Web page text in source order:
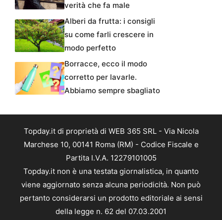
verità che fa male
Alberi da frutta: i consigli
su come farli crescere in
modo perfetto
Borracce, ecco il modo
corretto per lavarle.
Abbiamo sempre sbagliato
Topday.it di proprietà di WEB 365 SRL - Via Nicola
Marchese 10, 00141 Roma (RM) - Codice Fiscale e
Partita I.V.A. 12279101005
Topday.it non è una testata giornalistica, in quanto
viene aggiornato senza alcuna periodicità. Non può
pertanto considerarsi un prodotto editoriale ai sensi
della legge n. 62 del 07.03.2001